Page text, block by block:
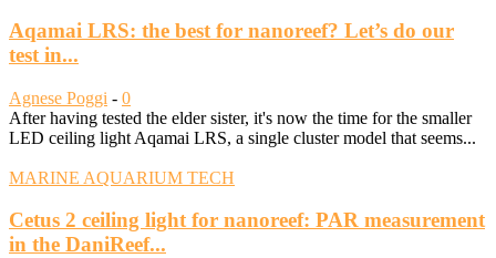
Aqamai LRS: the best for nanoreef? Let’s do our
test in...
Agnese Poggi - 0
After having tested the elder sister, it's now the time for the smaller
LED ceiling light Aqamai LRS, a single cluster model that seems...
MARINE AQUARIUM TECH
Cetus 2 ceiling light for nanoreef: PAR measurement
in the DaniReef...